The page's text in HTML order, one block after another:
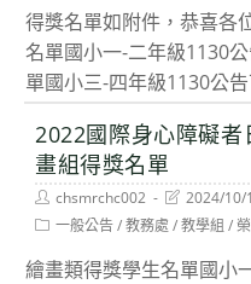
modified:
得獎名單如附件，恭喜各
名單國小一-二年級1130
單國小三-四年級1130公
2022國際身心障礙
畫組得獎名單
Post
author:
chsmrchc002
Post
last
modified:
2024/10/
Post一般公告/教務處 /教學組 /
繪畫類得獎學生名單國小